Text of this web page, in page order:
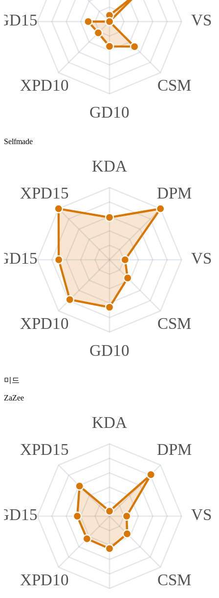
VS
CSM
GD10
XPD10
Selfmade
KDA
DPM
VS
CSM
GD10
XPD10
XPD15
미드
ZaZee
KDA
DPM
VS
CSM
XPD10
XPD15